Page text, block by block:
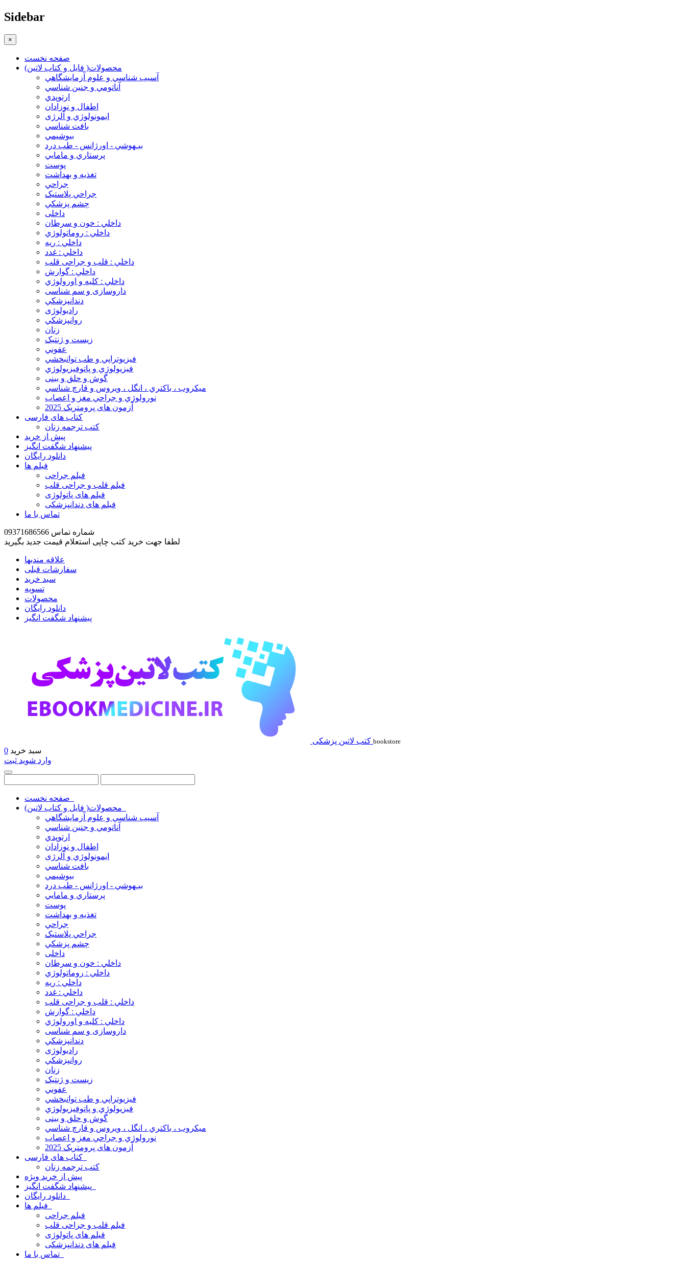
Sidebar
×
صفحه نخست
محصولات( فایل و کتاب لاتین)
آسيب شناسي و علوم آزمايشگاهي
آناتومي و جنين شناسي
ارتوپدي
اطفال و نوزادان
ايمونولوژي و آلرژی
بافت شناسي
بيوشيمي
بيـهوشي - اورژانس - طب درد
پرستاري و مامايي
پوست
تغذيه و بهداشت
جراحي
جراحي پلاستيک
چشم پزشکي
داخلی
داخلي : خون و سرطان
داخلي : روماتولوژي
داخلي : ريه
داخلي : غدد
داخلي : قلب و جراحی قلب
داخلي : گوارش
داخلي : کليه و اورولوژي
داروسازی و سم شناسی
دندانپزشکي
رادیولوژی
روانپزشکي
زنان
زيست و ژنتيک
عفوني
فيزيوتراپي و طب توانبخشي
فيزيولوژي و پاتوفيزيولوژي
گوش و حلق و بینی
ميکروب ، باکتري ، انگل ، ويروس و قارچ شناسي
نورولوژي و جراحي مغز و اعصاب
آزمون های پرومتریک 2025
کتاب های فارسی
کتب ترجمه زنان
پیش از خرید
پیشنهاد شگفت انگیز
دانلود رایگان
فیلم ها
فیلم جراحی
فیلم قلب و جراحی قلب
فیلم های پاتولوژی
فیلم های دندانپزشکی
تماس با ما
لطفا جهت خرید کتب چاپی استعلام قیمت جدید بگیرید
علاقه مندیها
سفارشات قبلی
سبد خرید
تسویه
محصولات
دانلود رایگان
پیشنهاد شگفت انگیز
کتب لاتین پزشکی bookstore
سبد خرید 0
وارد شوید ثبت
آسيب شناسي و علوم آزمايشگاهي
آناتومي و جنين شناسي
ارتوپدي
اطفال و نوزادان
ايمونولوژي و آلرژی
بافت شناسي
بيوشيمي
بيـهوشي - اورژانس - طب درد
پرستاري و مامايي
پوست
تغذيه و بهداشت
جراحي
جراحي پلاستيک
چشم پزشکي
داخلی
داخلي : خون و سرطان
داخلي : روماتولوژي
داخلي : ريه
داخلي : غدد
داخلي : قلب و جراحی قلب
داخلي : گوارش
داخلي : کليه و اورولوژي
داروسازی و سم شناسی
دندانپزشکي
رادیولوژی
روانپزشکي
زنان
زيست و ژنتيک
عفوني
فيزيوتراپي و طب توانبخشي
فيزيولوژي و پاتوفيزيولوژي
گوش و حلق و بینی
ميکروب ، باکتري ، انگل ، ويروس و قارچ شناسي
نورولوژي و جراحي مغز و اعصاب
آزمون های پرومتریک 2025
کتب ترجمه زنان
پیش از خرید ویژه
فیلم جراحی
فیلم قلب و جراحی قلب
فیلم های پاتولوژی
فیلم های دندانپزشکی